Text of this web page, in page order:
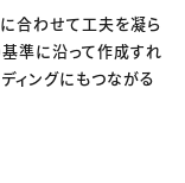
合わせて工夫を凝ら
基準に沿って作成すれ
ィングにもつながる